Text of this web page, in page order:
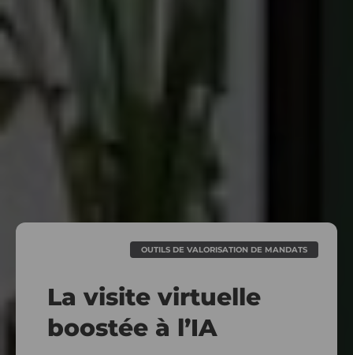
OUTILS DE VALORISATION DE MANDATS
La visite virtuelle
boostée à l’IA